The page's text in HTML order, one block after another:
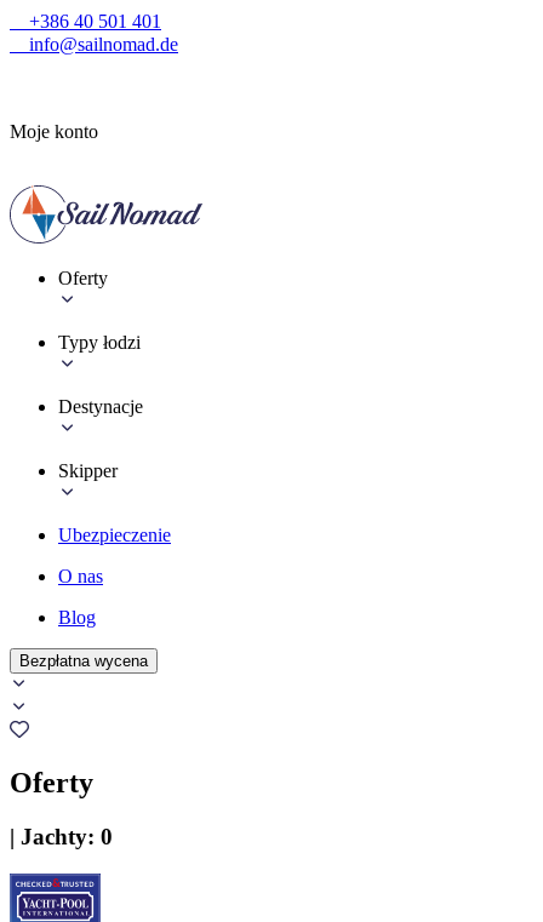
+386 40 501 401
info@sailnomad.de
Moje konto
Oferty
Typy łodzi
Destynacje
Skipper
Ubezpieczenie
O nas
Blog
Bezpłatna wycena
Oferty
| Jachty: 0